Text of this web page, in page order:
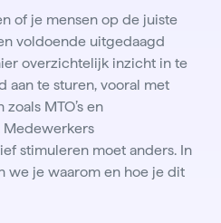
of je mensen op de juiste
voldoende uitgedaagd
overzichtelijk inzicht in te
aan te sturen, vooral met
MTO’s en
Medewerkers
stimuleren moet anders. In
we je waarom en hoe je dit